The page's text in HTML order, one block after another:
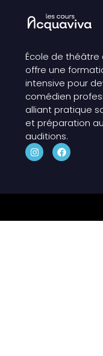
École de théâtre
offre une
intensive pour
comédien
alliant pratique
et préparation
auditions.